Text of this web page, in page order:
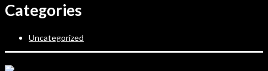
Categories
Uncategorized